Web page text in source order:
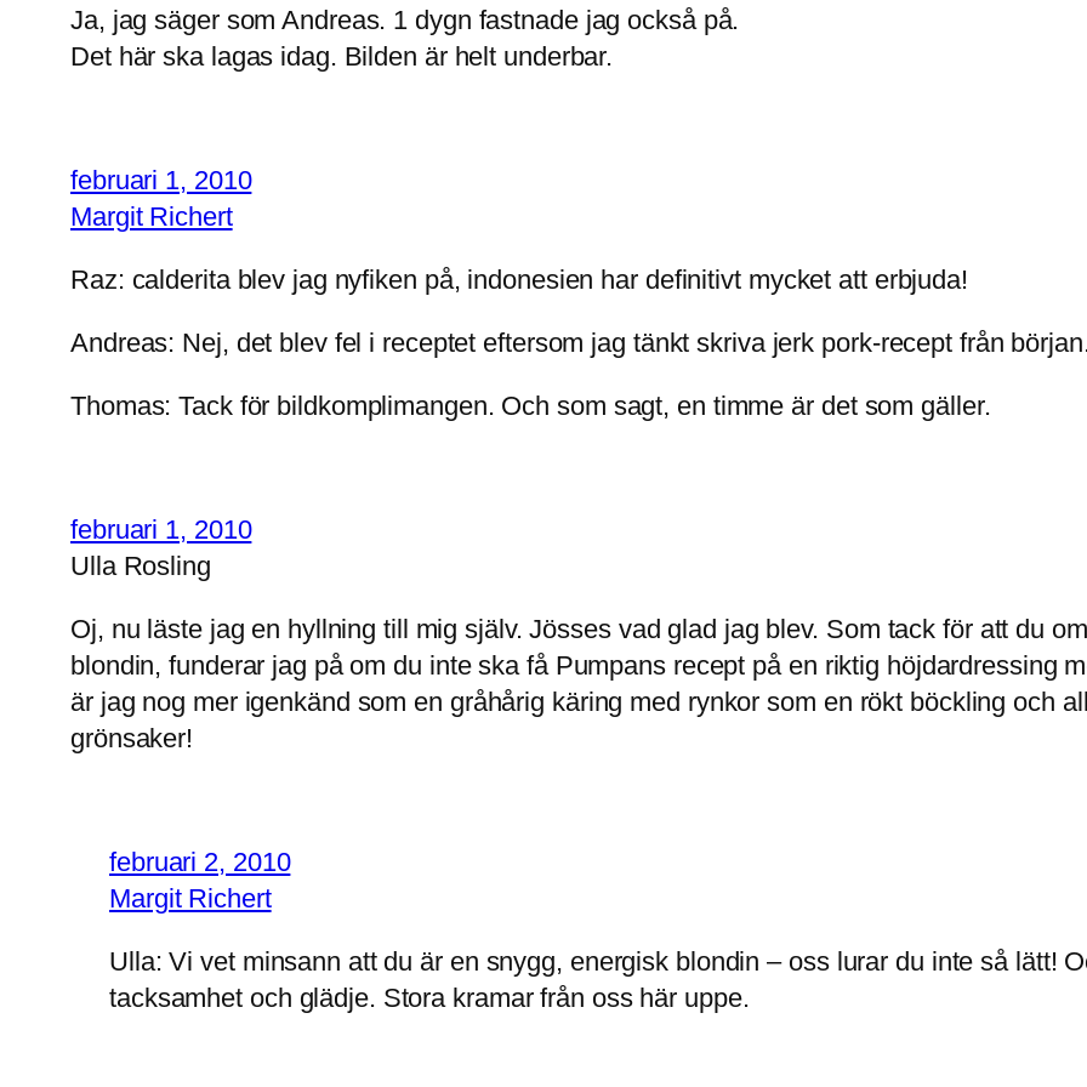
Ja, jag säger som Andreas. 1 dygn fastnade jag också på.
Det här ska lagas idag. Bilden är helt underbar.
februari 1, 2010
Margit Richert
Raz: calderita blev jag nyfiken på, indonesien har definitivt mycket att erbjuda!
Andreas: Nej, det blev fel i receptet eftersom jag tänkt skriva jerk pork-recept från
Thomas: Tack för bildkomplimangen. Och som sagt, en timme är det som gäller.
februari 1, 2010
Ulla Rosling
Oj, nu läste jag en hyllning till mig själv. Jösses vad glad jag blev. Som tack för att du
blondin, funderar jag på om du inte ska få Pumpans recept på en riktig höjdardressing
är jag nog mer igenkänd som en gråhårig käring med rynkor som en rökt böckling och
grönsaker!
februari 2, 2010
Margit Richert
Ulla: Vi vet minsann att du är en snygg, energisk blondin – oss lurar du inte så lätt!
tacksamhet och glädje. Stora kramar från oss här uppe.